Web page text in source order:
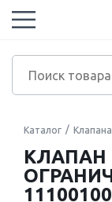
Каталог Клапана
КЛАПАН